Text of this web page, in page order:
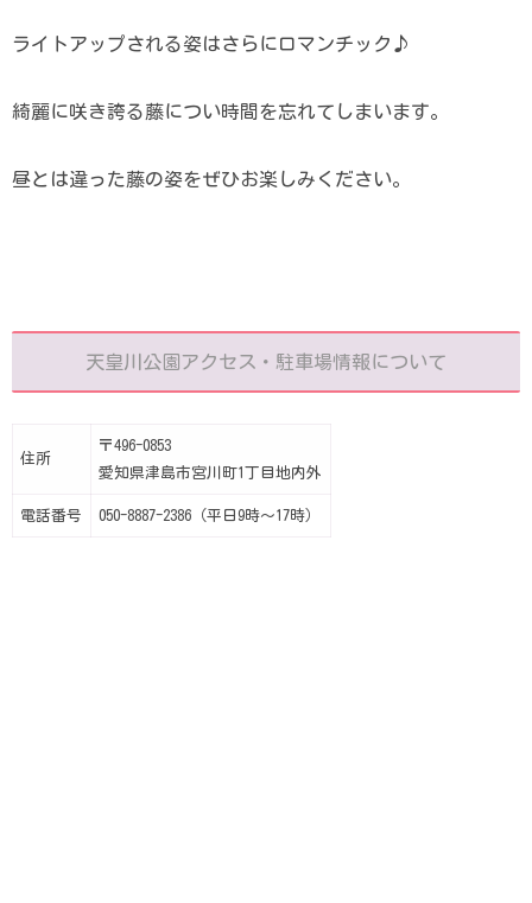
ライトアップされる姿はさらにロマンチック♪
綺麗に咲き誇る藤につい時間を忘れてしまいます。
昼とは違った藤の姿をぜひお楽しみください。
天皇川公園アクセス・駐車場情報について
住所
〒496-0853
愛知県津島市宮川町1丁目地内外
電話番号 050-8887-2386（平日9時～17時）